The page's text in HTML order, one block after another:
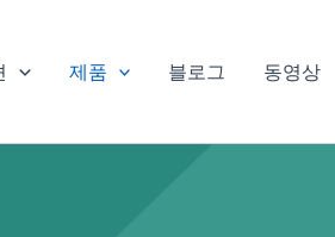
제품 블로그 동영상